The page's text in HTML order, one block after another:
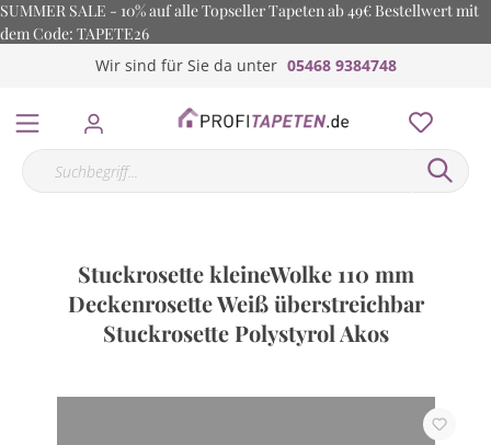
SUMMER SALE - 10% auf alle Topseller Tapeten ab 49€ Bestellwert mit
dem Code: TAPETE26
Wir sind für Sie da unter 05468 9384748
Stuckrosette kleineWolke 110 mm
Deckenrosette Weiß überstreichbar
Stuckrosette Polystyrol Akos